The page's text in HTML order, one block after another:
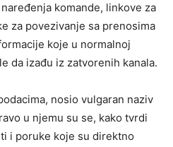
komande, linkove za
za povezivanje sa prenosima
koje u normalnoj
da izađu iz zatvorenih kanala.
nosio vulgaran naziv
u njemu su se, kako tvrdi
i poruke koje su direktno